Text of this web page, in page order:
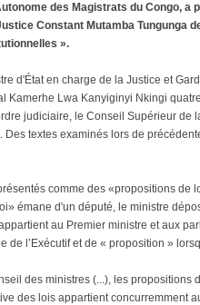
des Magistrats du Congo, a
Constant Mutamba Tungunga
».
d'État en charge de la Justice et
Kamerhe Lwa Kanyiginyi Nkingi
judiciaire, le Conseil Supérieur de
textes examinés lors de
comme des «propositions de
émane d'un député, le ministre
au Premier ministre et aux
de l’Exécutif et de « proposition »
des ministres (...), les propositions
des lois appartient concurremment